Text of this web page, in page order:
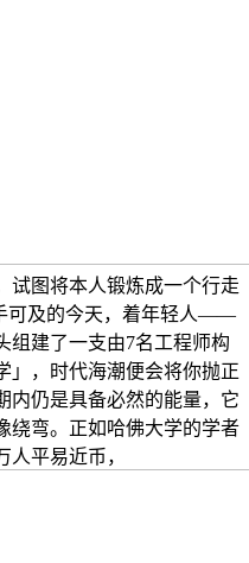
试图将本人锻炼成一个行走
可及的今天，着年轻人——
组建了一支由7名工程师构
」，时代海潮便会将你抛正
内仍是具备必然的能量，它
绕弯。正如哈佛大学的学者
平易近币，